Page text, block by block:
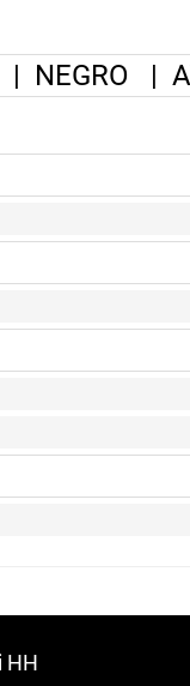
| NEGRO |
HH